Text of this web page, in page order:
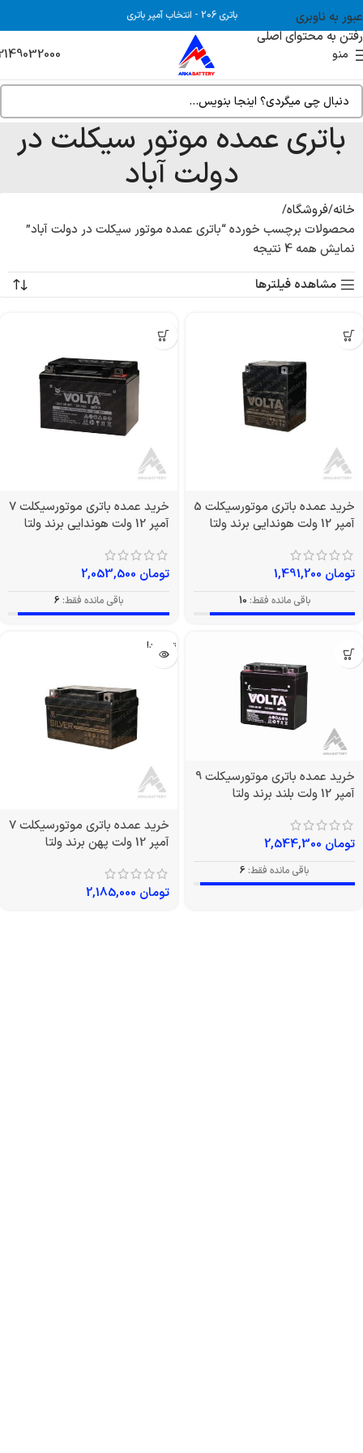
عبور به ناوبری
رفتن به محتوای اصلی
باتری 206 - انتخاب آمپر باتری
منو
باتری عمده موتور سیکلت در
دولت آباد
خانه فروشگاه
محصولات برچسب خورده “باتری عمده موتور سیکلت در دولت آباد”
نمایش همه 4 نتیجه
مشاهده فیلترها
خرید عمده باتری موتورسیکلت 5
آمپر 12 ولت هوندایی برند ولتا
تومان
باقی مانده فقط: 10
خرید عمده باتری موتورسیکلت 7
آمپر 12 ولت هوندایی برند ولتا
تومان
باقی مانده فقط: 6
خرید عمده باتری موتورسیکلت 9
آمپر 12 ولت بلند برند ولتا
تومان
باقی مانده فقط: 6
تمام شد!
خرید عمده باتری موتورسیکلت 7
آمپر 12 ولت پهن برند ولتا
تومان